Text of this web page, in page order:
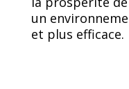
un
et plus efficace.